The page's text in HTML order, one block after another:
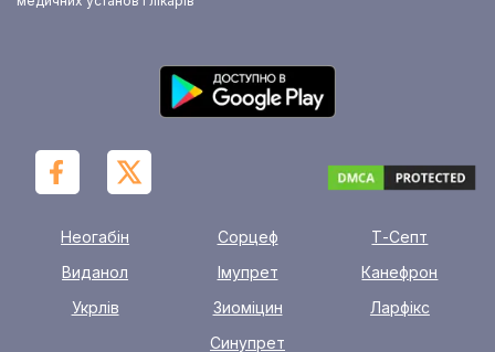
Неогабін Сорцеф
Т-Септ
Виданол
Імупрет
Канефрон
Укрлів
Зиоміцин
Ларфікс
Синупрет